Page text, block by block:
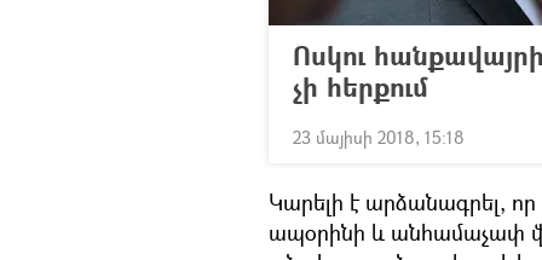
Ոսկու
չի հերքում
23 մայիսի 2018, 15:18
Կարելի է արձանագրել, որ
ապօրինի և անհամաչափ